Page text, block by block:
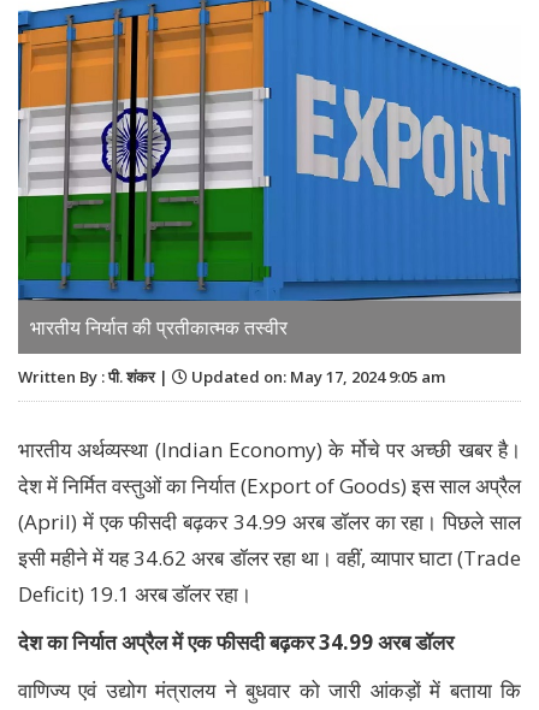
भारतीय निर्यात की प्रतीकात्मक तस्वीर
Written By : पी. शंकर | Updated on: May 17, 2024 9:05 am
भारतीय अर्थव्‍यस्‍था (Indian Economy) के र्मोचे पर अच्‍छी खबर है।
देश में निर्मित वस्तुओं का निर्यात (Export of Goods) इस साल अप्रैल
(April) में एक फीसदी बढ़कर 34.99 अरब डॉलर का रहा। पिछले साल
इसी महीने में यह 34.62 अरब डॉलर रहा था। वहीं, व्यापार घाटा (Trade
Deficit) 19.1 अरब डॉलर रहा।
देश का निर्यात अप्रैल में एक फीसदी बढ़कर 34.99 अरब डॉलर
वाणिज्‍य एवं उद्योग मंत्रालय ने बुधवार को जारी आंकड़ों में बताया कि